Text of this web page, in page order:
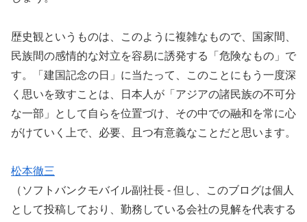
歴史観というものは、このように複雑なもので、国家間、
民族間の感情的な対立を容易に誘発する「危険なもの」で
す。「建国記念の日」に当たって、このことにもう一度深
く思いを致すことは、日本人が「アジアの諸民族の不可分
な一部」として自らを位置づけ、その中での融和を常に心
がけていく上で、必要、且つ有意義なことだと思います。
松本徹三
（ソフトバンクモバイル副社長 ‐ 但し、このブログは個人
として投稿しており、勤務している会社の見解を代表する